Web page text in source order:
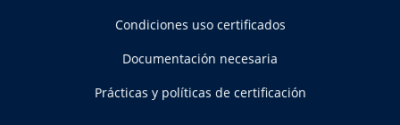
Condiciones uso certificados
Documentación necesaria
Prácticas y políticas de certificación